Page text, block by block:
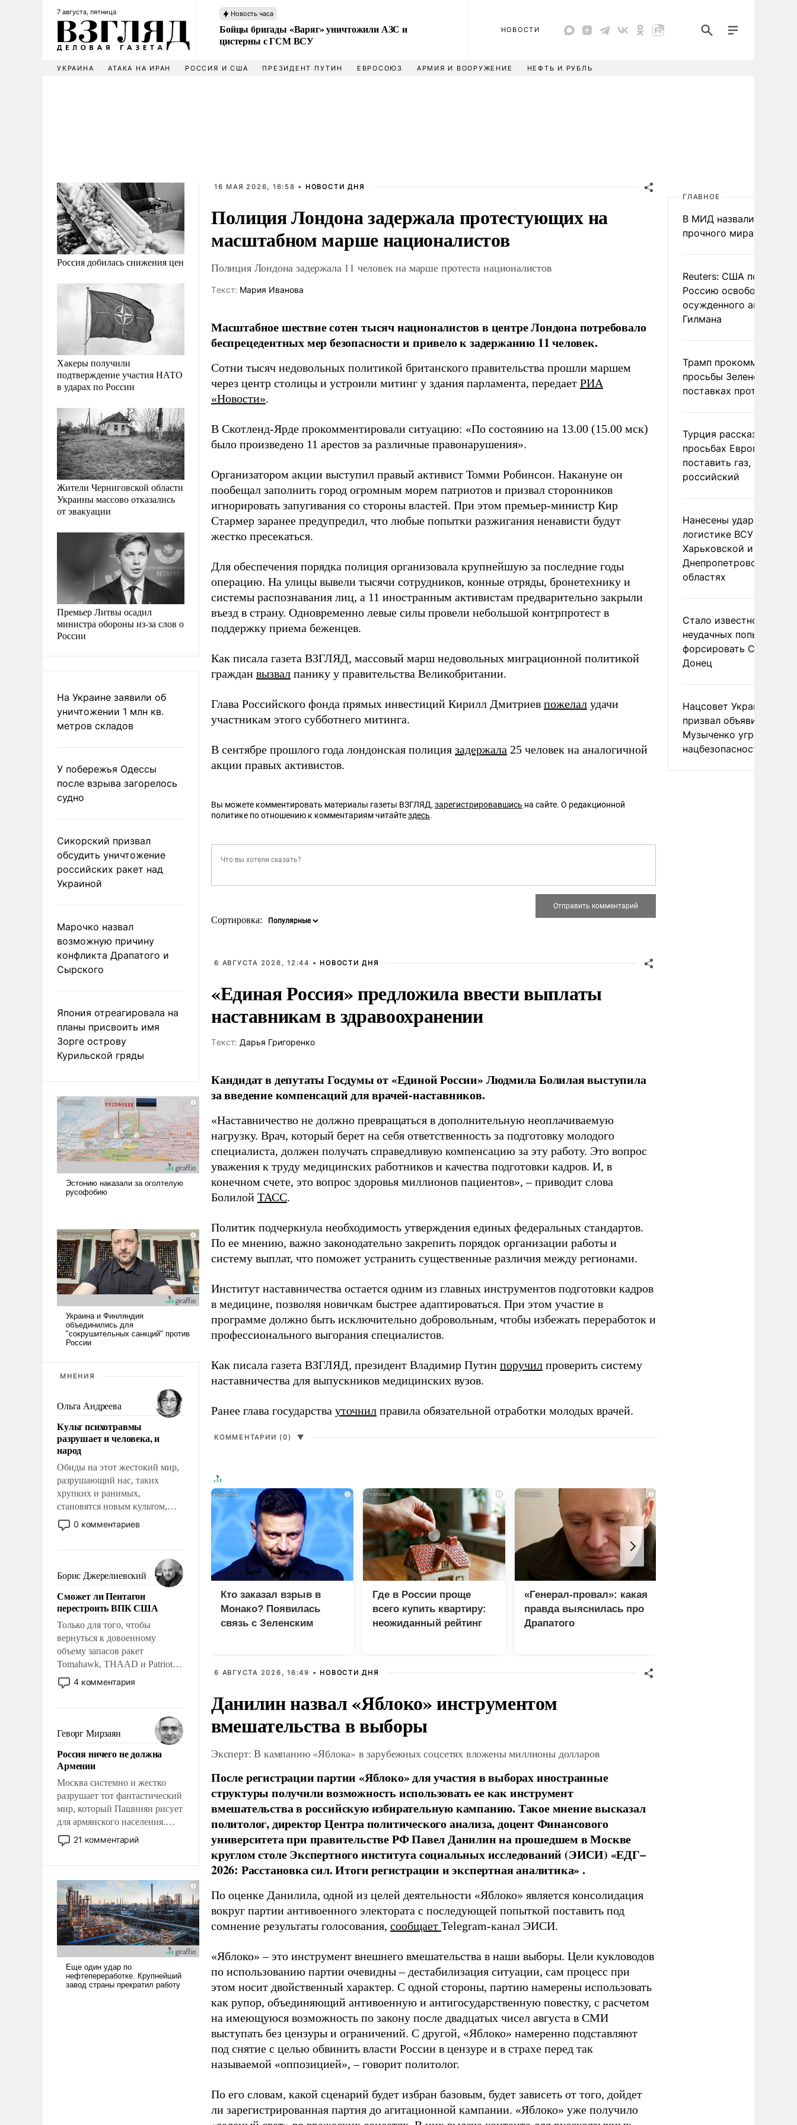
7 августа, пятница Новость часа
Бойцы бригады «Варяг» уничтожили АЗС и
цистерны с ГСМ ВСУ
НОВОСТИ
УКРАИНА АТАКА НА ИРАН РОССИЯ И США ПРЕЗИДЕНТ ПУТИН ЕВРОСОЮЗ АРМИЯ И ВООРУЖЕНИЕ НЕФТЬ И РУБЛЬ
Россия добилась снижения цен
Хакеры получили
подтверждение участия НАТО
в ударах по России
Жители Черниговской области
Украины массово отказались
от эвакуации
Премьер Литвы осадил
министра обороны из-за слов о
России
На Украине заявили об
уничтожении 1 млн кв.
метров складов
У побережья Одессы
после взрыва загорелось
судно
Сикорский призвал
обсудить уничтожение
российских ракет над
Украиной
Марочко назвал
возможную причину
конфликта Драпатого и
Сырского
Япония отреагировала на
планы присвоить имя
Зорге острову
Курильской гряды
МНЕНИЯ
Ольга Андреева
Культ психотравмы
разрушает и человека, и
народ
Обиды на этот жестокий мир,
разрушающий нас, таких
хрупких и ранимых,
становятся новым культом,
постепенно вытесняя и
отменяя традиционное
мужественным и твердым под
ударами судьбы, брать на себя
ответственность, помогать
слабым, идти вперед и
адаптироваться.
0 комментариев
Борис Джерелиевский
Сможет ли Пентагон
перестроить ВПК США
Только для того, чтобы
вернуться к довоенному
объему запасов ракет
Tomahawk, THAAD и Patriot
США потребуется более трех
лет. Даже небольшая война с
Сложившаяся ситуация
означает многолетний период
уязвимости США, например,
перед Китаем.
4 комментария
Геворг Мирзаян
Россия ничего не должна
Армении
Москва системно и жестко
разрушает тот фантастический
мир, который Пашинян рисует
для армянского населения.
Мир, где политические
прожекты будут безусловно
налогоплательщиков и где
Еревану за свои поступки не
нужно отвечать.
21 комментарий
16 МАЯ 2026, 16:58 • НОВОСТИ ДНЯ
Полиция Лондона задержала протестующих на
масштабном марше националистов
Полиция Лондона задержала 11 человек на марше протеста националистов
Tекст: Мария Иванова
Масштабное шествие сотен тысяч националистов в центре Лондона потребовало
беспрецедентных мер безопасности и привело к задержанию 11 человек.
Сотни тысяч недовольных политикой британского правительства прошли маршем
через центр столицы и устроили митинг у здания парламента, передает РИА
«Новости».
В Скотленд-Ярде прокомментировали ситуацию: «По состоянию на 13.00 (15.00 мск)
было произведено 11 арестов за различные правонарушения».
Организатором акции выступил правый активист Томми Робинсон. Накануне он
пообещал заполнить город огромным морем патриотов и призвал сторонников
игнорировать запугивания со стороны властей. При этом премьер-министр Кир
Стармер заранее предупредил, что любые попытки разжигания ненависти будут
жестко пресекаться.
Для обеспечения порядка полиция организовала крупнейшую за последние годы
операцию. На улицы вывели тысячи сотрудников, конные отряды, бронетехнику и
системы распознавания лиц, а 11 иностранным активистам предварительно закрыли
въезд в страну. Одновременно левые силы провели небольшой контрпротест в
поддержку приема беженцев.
Как писала газета ВЗГЛЯД, массовый марш недовольных миграционной политикой
граждан вызвал панику у правительства Великобритании.
Глава Российского фонда прямых инвестиций Кирилл Дмитриев пожелал удачи
участникам этого субботнего митинга.
В сентябре прошлого года лондонская полиция задержала 25 человек на аналогичной
акции правых активистов.
Вы можете комментировать материалы газеты ВЗГЛЯД, зарегистрировавшись на сайте. О редакционной
политике по отношению к комментариям читайтездесь.
Сортировка:
6 АВГУСТА 2026, 12:44 • НОВОСТИ ДНЯ
«Единая Россия» предложила ввести выплаты
наставникам в здравоохранении
Tекст: Дарья Григоренко
Кандидат в депутаты Госдумы от «Единой России» Людмила Болилая выступила
за введение компенсаций для врачей-наставников.
«Наставничество не должно превращаться в дополнительную неоплачиваемую
нагрузку. Врач, который берет на себя ответственность за подготовку молодого
специалиста, должен получать справедливую компенсацию за эту работу. Это вопрос
уважения к труду медицинских работников и качества подготовки кадров. И, в
конечном счете, это вопрос здоровья миллионов пациентов», – приводит слова
Болилой ТАСС.
Политик подчеркнула необходимость утверждения единых федеральных стандартов.
По ее мнению, важно законодательно закрепить порядок организации работы и
систему выплат, что поможет устранить существенные различия между регионами.
Институт наставничества остается одним из главных инструментов подготовки кадров
в медицине, позволяя новичкам быстрее адаптироваться. При этом участие в
программе должно быть исключительно добровольным, чтобы избежать переработок и
профессионального выгорания специалистов.
Как писала газета ВЗГЛЯД, президент Владимир Путин поручил проверить систему
наставничества для выпускников медицинских вузов.
Ранее глава государства уточнил правила обязательной отработки молодых врачей.
КОММЕНТАРИИ (0) ▼
i
Кто заказал взрыв в
Монако? Появилась
связь с Зеленским
i
Где в России проще
всего купить квартиру:
неожиданный рейтинг
i
«Генерал-провал»: какая
правда выяснилась про
Драпатого
6 АВГУСТА 2026, 16:49 • НОВОСТИ ДНЯ
Данилин назвал «Яблоко» инструментом
вмешательства в выборы
Эксперт: В кампанию «Яблока» в зарубежных соцсетях вложены миллионы долларов
После регистрации партии «Яблоко» для участия в выборах иностранные
структуры получили возможность использовать ее как инструмент
вмешательства в российскую избирательную кампанию. Такое мнение высказал
политолог, директор Центра политического анализа, доцент Финансового
университета при правительстве РФ Павел Данилин на прошедшем в Москве
круглом столе Экспертного института социальных исследований (ЭИСИ) «ЕДГ–
2026: Расстановка сил. Итоги регистрации и экспертная аналитика» .
По оценке Данилила, одной из целей деятельности «Яблоко» является консолидация
вокруг партии антивоенного электората с последующей попыткой поставить под
сомнение результаты голосования, сообщает Telegram-канал ЭИСИ.
«Яблоко» – это инструмент внешнего вмешательства в наши выборы. Цели кукловодов
по использованию партии очевидны – дестабилизация ситуации, сам процесс при
этом носит двойственный характер. С одной стороны, партию намерены использовать
как рупор, объединяющий антивоенную и антигосударственную повестку, с расчетом
на имеющуюся возможность по закону после двадцатых чисел августа в СМИ
выступать без цензуры и ограничений. С другой, «Яблоко» намеренно подставляют
под снятие с целью обвинить власти России в цензуре и в страхе перед так
называемой «оппозицией», – говорит политолог.
По его словам, какой сценарий будет избран базовым, будет зависеть от того, дойдет
ли зарегистрированная партия до агитационной кампании. «Яблоко» уже получило
ГЛАВНОЕ
В МИД назвали условия
прочного мира на
Reuters: США
Россию освободить
осужденного
Гилмана
Трамп
просьбы Зеленского о
поставках
Турция рассказала о
просьбах Европы
поставить газ, но не
российский
Нанесены удары по
логистике ВСУ в
Харьковской и
Днепропетровской
областях
Стало известно о
неудачных попытках
форсировать
Донец
Нацсовет Украины по
призвал объявить
Музыченко угрозой
нацбезопасности